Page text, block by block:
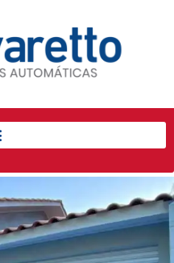
Início
Produtos
Porta de Enrolar Automática
Automatizadores